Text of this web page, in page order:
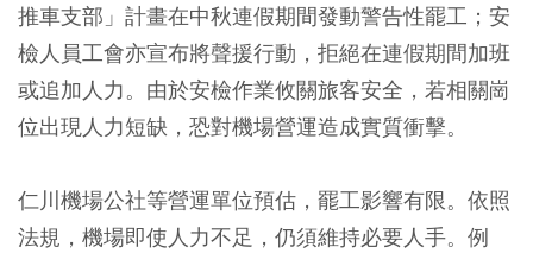
推車支部」計畫在中秋連假期間發動警告性罷工；安
檢人員工會亦宣布將聲援行動，拒絕在連假期間加班
或追加人力。由於安檢作業攸關旅客安全，若相關崗
位出現人力短缺，恐對機場營運造成實質衝擊。
仁川機場公社等營運單位預估，罷工影響有限。依照
法規，機場即使人力不足，仍須維持必要人手。例